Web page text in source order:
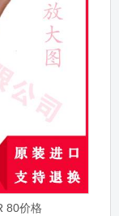
80价格